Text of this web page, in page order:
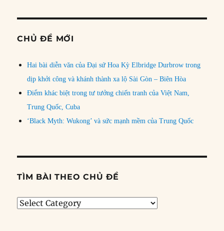
CHỦ ĐỀ MỚI
Hai bài diễn văn của Đại sứ Hoa Kỳ Elbridge Durbrow trong
dịp khởi công và khánh thành xa lộ Sài Gòn – Biên Hòa
Điểm khác biệt trong tư tưởng chiến tranh của Việt Nam,
Trung Quốc, Cuba
‘Black Myth: Wukong’ và sức mạnh mềm của Trung Quốc
TÌM BÀI THEO CHỦ ĐỀ
Tìm